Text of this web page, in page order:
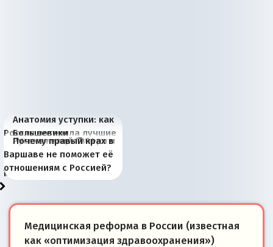
Анатомия уступки: как
Россия потеряла лучшие
рыбопромысловые
районы Баренцева
моря
Большевики
отличаются от «Яблока»
тем, что они -
победители
Киевская марионетка
Запада рассказала о
«переобувании» хозяев
В России назрели
перемены: 15 шагов к
суверенной экономике
Миграционный пожар
Европы
Россия начинает
сбрасывать балласт
Анкориджа
Россия зимой 1904
года: первые уступки во
внутренней политике
Русская нация вчера и
сегодня
Почему правый крах в
Варшаве не поможет её
отношениям с Россией?
Медицинская реформа в России (известная
как «оптимизация здравоохранения»)